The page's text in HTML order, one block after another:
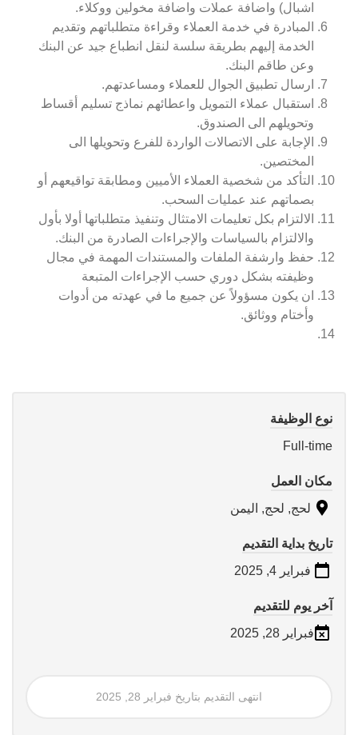
اشبال) واضافة عملات واضافة مخولين ووكلاء.
المبادرة في خدمة العملاء وقراءة متطلباتهم وتقديم
الخدمة إليهم بطريقة سلسة لنقل انطباع جيد عن البنك
وعن طاقم البنك.
ارسال تطبيق الجوال للعملاء ومساعدتهم.
استقبال عملاء التمويل واعطائهم نماذج تسليم أقساط
وتحويلهم الى الصندوق.
الإجابة على الاتصالات الواردة للفرع وتحويلها الى
المختصين.
التأكد من شخصية العملاء الأميين ومطابقة تواقيعهم أو
بصماتهم عند عمليات السحب.
الالتزام بكل تعليمات الامتثال وتنفيذ متطلباتها أولا بأول
والالتزام بالسياسات والإجراءات الصادرة من البنك.
حفظ وارشفة الملفات والمستندات المهمة في مجال
وظيفته بشكل دوري حسب الإجراءات المتبعة
ان يكون مسؤولاً عن جميع ما في عهدته من أدوات
وأختام ووثائق.
نوع الوظيفة
Full-time
مكان العمل
لحج, لحج, اليمن
تاريخ بداية التقديم
فبراير 4, 2025
آخر يوم للتقديم
فبراير 28, 2025
انتهى التقديم بتاريخ فبراير 28, 2025